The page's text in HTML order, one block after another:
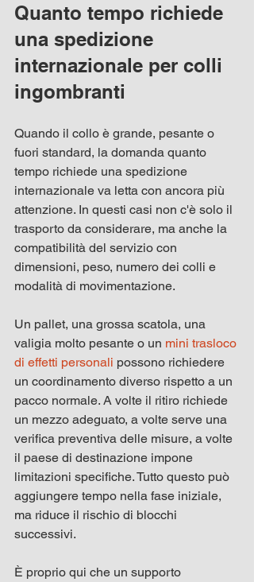
Quanto tempo richiede
una spedizione
internazionale per colli
ingombranti
Quando il collo è grande, pesante o
fuori standard, la domanda quanto
tempo richiede una spedizione
internazionale va letta con ancora più
attenzione. In questi casi non c'è solo il
trasporto da considerare, ma anche la
compatibilità del servizio con
dimensioni, peso, numero dei colli e
modalità di movimentazione.
Un pallet, una grossa scatola, una
valigia molto pesante o un mini trasloco
di effetti personali possono richiedere
un coordinamento diverso rispetto a un
pacco normale. A volte il ritiro richiede
un mezzo adeguato, a volte serve una
verifica preventiva delle misure, a volte
il paese di destinazione impone
limitazioni specifiche. Tutto questo può
aggiungere tempo nella fase iniziale,
ma riduce il rischio di blocchi
successivi.
È proprio qui che un supporto